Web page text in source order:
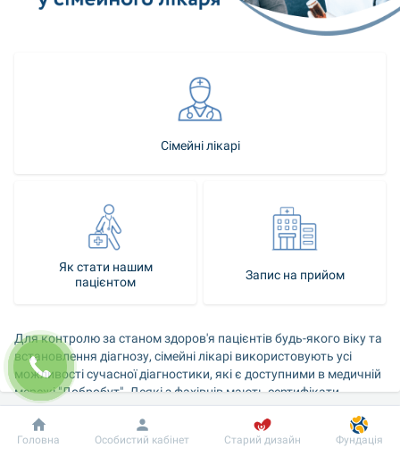
Сімейні лікарі
Як стати нашим
пацієнтом
Запис на прийом
Для контролю за станом здоров'я пацієнтів будь-якого віку та
встановлення діагнозу, сімейні лікарі використовують усі
можливості сучасної діагностики, які є доступними в медичній
мережі "Добробут". Деякі з фахівців мають сертифікати
функціональних діагностів і самостійно проводять
дослідження.
Добробут Інформація Пацієнту
Головна Особистий кабінет Старий дизайн Фундація